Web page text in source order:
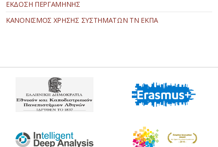
ΕΚΔΟΣΗ ΠΕΡΓΑΜΗΝΗΣ
ΚΑΝΟΝΙΣΜΟΣ ΧΡΗΣΗΣ ΣΥΣΤΗΜΑΤΩΝ ΤΝ ΕΚΠΑ